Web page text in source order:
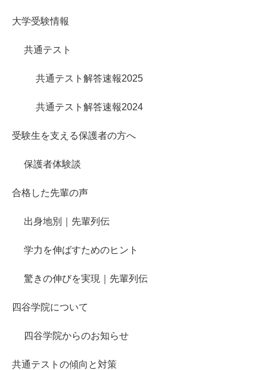
大学受験情報
共通テスト
共通テスト解答速報2025
共通テスト解答速報2024
受験生を支える保護者の方へ
保護者体験談
合格した先輩の声
出身地別｜先輩列伝
学力を伸ばすためのヒント
驚きの伸びを実現｜先輩列伝
四谷学院について
四谷学院からのお知らせ
共通テストの傾向と対策